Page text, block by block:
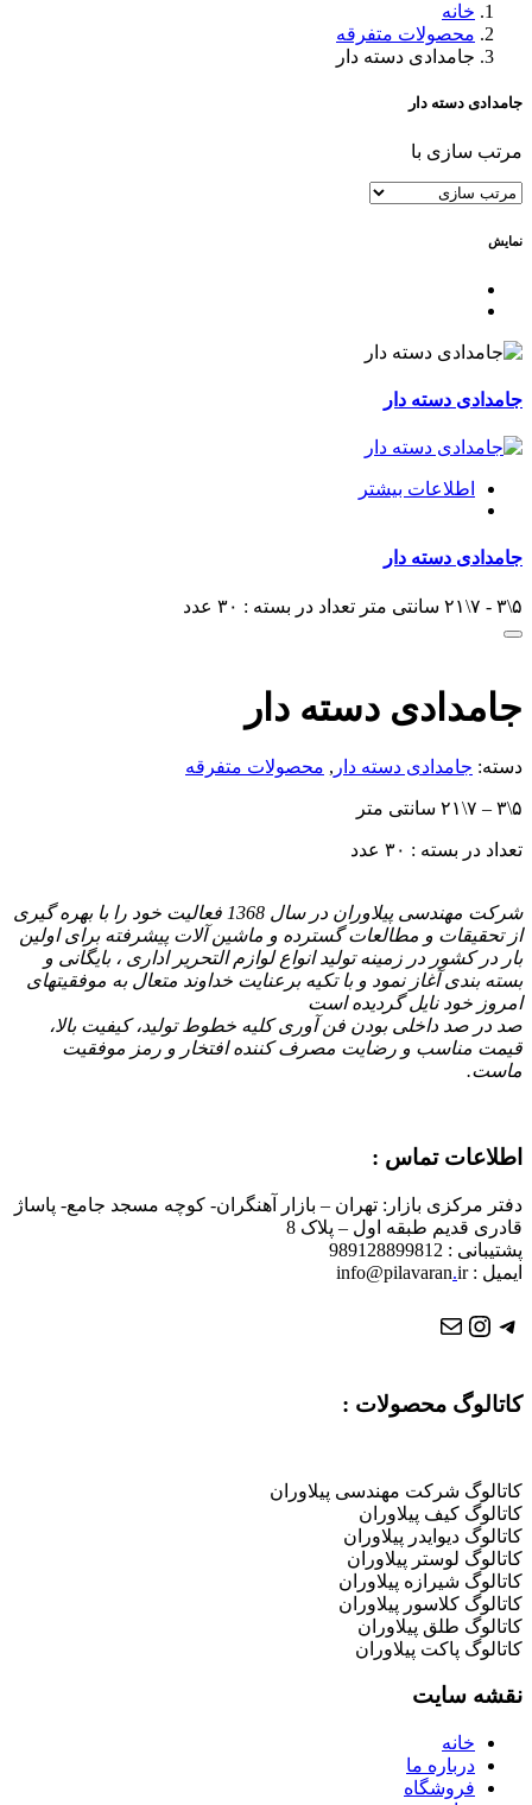
خانه
محصولات متفرقه
جامدادی دسته دار
جامدادی دسته دار
مرتب سازی با
نمایش
جامدادی دسته دار
اطلاعات بیشتر
جامدادی دسته دار
۵\۳ - ۷\۲۱ سانتی متر تعداد در بسته : ۳۰ عدد
جامدادی دسته دار
دسته: جامدادی دسته دار , محصولات متفرقه
۵\۳ – ۷\۲۱ سانتی متر
تعداد در بسته : ۳۰ عدد
شرکت مهندسی پیلاوران در سال 1368 فعالیت خود را با بهره گیری
از تحقیقات و مطالعات گسترده و ماشین آلات پیشرفته برای اولین
بار در کشور در زمینه تولید انواع لوازم التحریر اداری ، بایگانی و
بسته بندی آغاز نمود و با تكیه برعنایت خداوند متعال به موفقیتهای
امروز خود نایل گردیده است
صد در صد داخلی بودن فن آوری کلیه خطوط تولید، کیفیت بالا،
قیمت مناسب و رضایت مصرف کننده افتخار و رمز موفقیت
ماست.
اطلاعات تماس :
دفتر مرکزی بازار: تهران – بازار آهنگران- کوچه مسجد جامع- پاساژ
قادری قدیم طبقه اول – پلاک 8
پشتیبانی : 989128899812
ایمیل : info@pilavaran .ir
تلگرام
اینستاگرم
ایمیل
کاتالوگ محصولات :
کاتالوگ شرکت مهندسی پیلاوران
کاتالوگ کیف پیلاوران
کاتالوگ دیوایدر پیلاوران
کاتالوگ لوستر پیلاوران
کاتالوگ شیرازه پیلاوران
کاتالوگ کلاسور پیلاوران
کاتالوگ طلق پیلاوران
کاتالوگ پاکت پیلاوران
نقشه سایت
خانه
درباره ما
فروشگاه